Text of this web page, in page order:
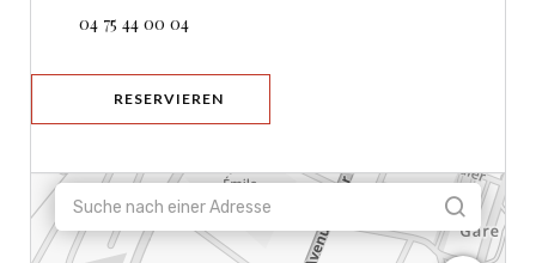
04 75 44 00 04
RESERVIEREN